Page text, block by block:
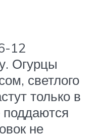
12
Огурцы
светлого
только в
поддаются
не